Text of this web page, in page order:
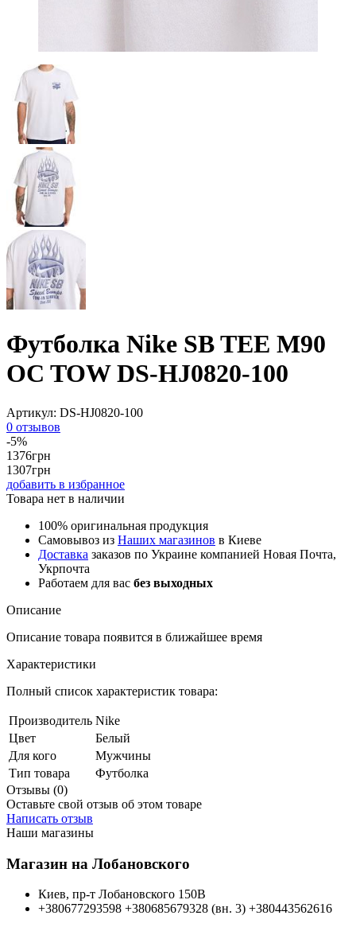
Футболка Nike SB TEE M90
OC TOW DS-HJ0820-100
Артикул: DS-HJ0820-100
0 отзывов
-5%
1376грн
1307грн
добавить в избранное
Товара нет в наличии
100% оригинальная продукция
Самовывоз из Наших магазинов в Киеве
Доставка заказов по Украине компанией Новая Почта,
Укрпочта
Работаем для вас без выходных
Описание
Описание товара появится в ближайшее время
Характеристики
Полный список характеристик товара:
Производитель Nike
Цвет
Белый
Для кого
Мужчины
Тип товара
Футболка
Отзывы (0)
Оставьте свой отзыв об этом товаре
Написать отзыв
Наши магазины
Магазин на Лобановского
Киев, пр-т Лобановского 150В
+380677293598 +380685679328 (вн. 3) +380443562616